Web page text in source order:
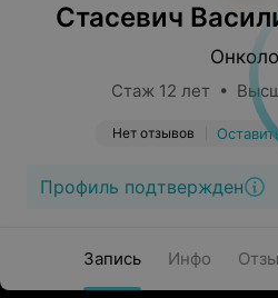
Стасевич
Стаж 12 лет •
Нет отзывов
Профиль подтвержден
Запись Инфо